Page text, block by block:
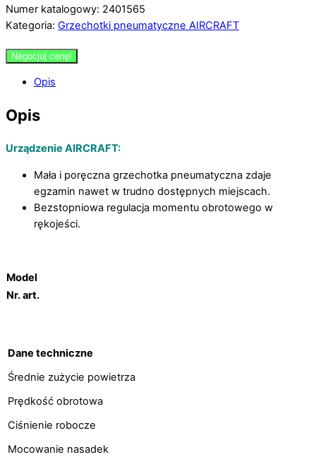
Numer katalogowy: 2401565
Kategoria: Grzechotki pneumatyczne AIRCRAFT
Negocjuj cenę!
Opis
Opis
Urządzenie AIRCRAFT:
Mała i poręczna grzechotka pneumatyczna zdaje
egzamin nawet w trudno dostępnych miejscach.
Bezstopniowa regulacja momentu obrotowego w
rękojeści.
Model
Nr. art.
Dane techniczne
Średnie zużycie powietrza
Prędkość obrotowa
Ciśnienie robocze
Mocowanie nasadek